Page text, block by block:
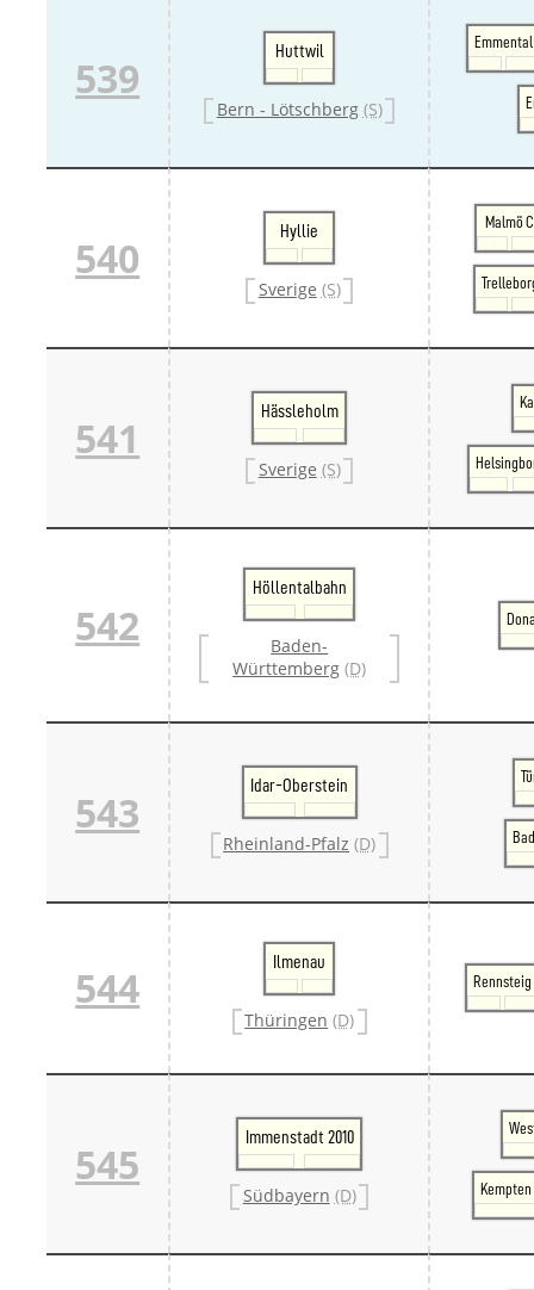
539
Huttwil
Bern - Lötschberg (S)
Emmental
540
Hyllie
Sverige (S)
Malmö C
541
Hässleholm
Sverige (S)
542
Höllentalbahn
Baden-
Württemberg (D)
543
Idar-Oberstein
Rheinland-Pfalz (D)
544
Ilmenau
Thüringen (D)
Rennsteig
545
Immenstadt 2010
Südbayern (D) Kempten